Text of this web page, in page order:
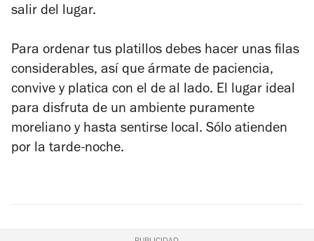
salir del lugar.
Para ordenar tus platillos debes hacer unas filas
considerables, así que ármate de paciencia,
convive y platica con el de al lado. El lugar ideal
para disfruta de un ambiente puramente
moreliano y hasta sentirse local. Sólo atienden
por la tarde-noche.